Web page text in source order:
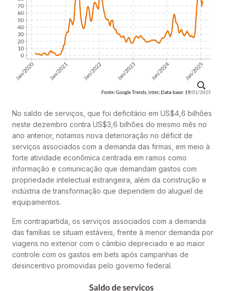
No saldo de serviços, que foi deficitário em US$4,6 bilhões
neste dezembro contra US$3,6 bilhões do mesmo mês no
ano anterior, notamos nova deterioração no déficit de
serviços associados com a demanda das firmas, em meio à
forte atividade econômica centrada em ramos como
informação e comunicação que demandam gastos com
propriedade intelectual estrangeira, além da construção e
indústria de transformação que dependem do aluguel de
equipamentos.
Em contrapartida, os serviços associados com a demanda
das famílias se situam estáveis, frente à menor demanda por
viagens no exterior com o câmbio depreciado e ao maior
controle com os gastos em bets após campanhas de
desincentivo promovidas pelo governo federal.